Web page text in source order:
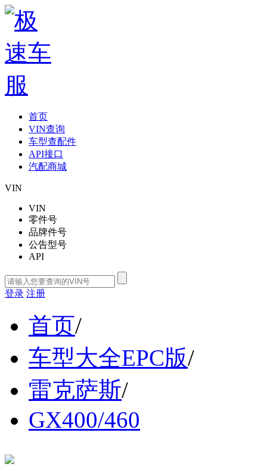
首页
VIN查询
车型查配件
API接口
汽配商城
VIN
VIN
零件号
品牌件号
公告型号
API
登录 注册
首页/
车型大全EPC版/
雷克萨斯/
GX400/460